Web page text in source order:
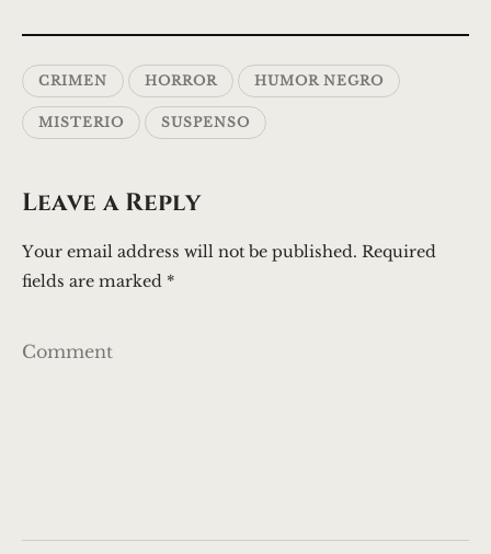
c
e
b
o
o
k
it
te
r
at
s
A
p
p
ai
l
a
r
e
CRIMEN HORROR HUMOR NEGRO
MISTERIO SUSPENSO
Leave a Reply
Your email address will not be published. Required
fields are marked *
Comment